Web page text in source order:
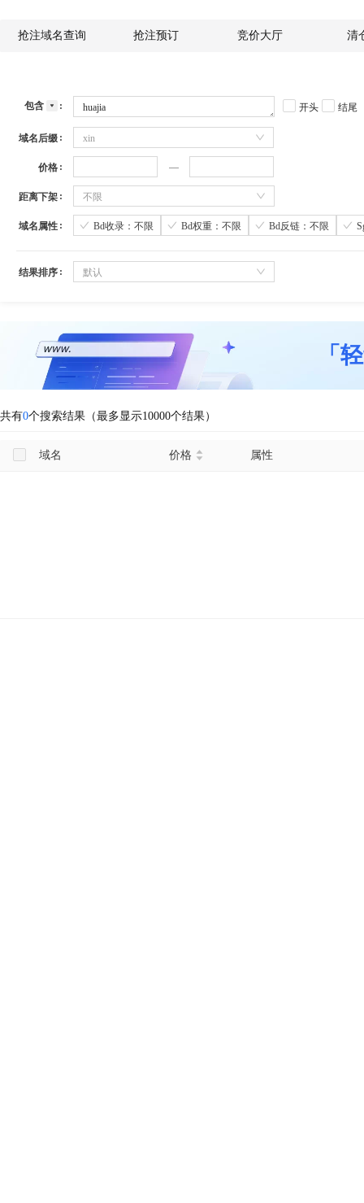
抢注域名查询 抢注预订 竞价大厅 清
包含 开头 结尾
域名后缀 xin
价格
距离下架 不限
域名属性 Bd收录：不限 Bd权重：不限 Bd反链：不限
结果排序 默认
「
共有0个搜索结果（最多显示10000个结果）
域名 价格 属性